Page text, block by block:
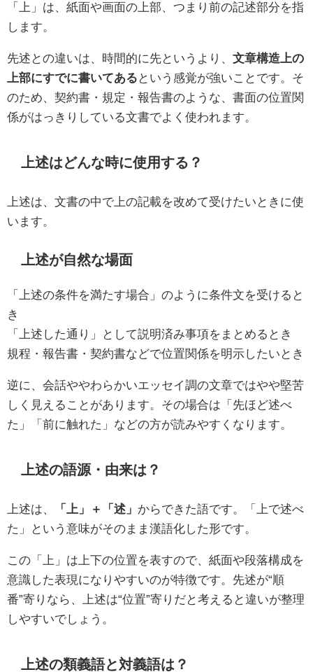
「上」は、紙面や画面の上部、つまり前の記述部分を指
します。
先述との違いは、時間的に先というより、 文章構造上の
上部にすでに書いてある という感覚が強いことです。そ
のため、契約書・規定・報告書のような、書面の位置関
係がはっきりしている文書でよく使われます。
上述はどんな時に使用する？
上述は、文書の中で上の記載を改めて受けたいときに使
います。
上述が自然な場面
「上述の条件を満たす場合」のように条件文を受けると
き
「上述した通り」として説明済み事項をまとめるとき
規程・報告書・契約書などで位置関係を明示したいとき
逆に、会話ややわらかいエッセイ調の文章ではやや堅苦
しく見えることがあります。その場合は「先ほど述べ
た」「前に触れた」などの方が読みやすくなります。
上述の語源・由来は？
上述は、 「上」＋「述」 からできた語です。「上で述べ
た」という意味がそのまま漢語化した形です。
この「上」は上下の位置を表すので、紙面や段落構成を
意識した表現になりやすいのが特徴です。先述が“順
番”寄りなら、上述は“位置”寄りだと考えると違いが整理
しやすいでしょう。
上述の類義語と対義語は？